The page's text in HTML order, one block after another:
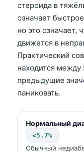
стероида в
означает
но это означает,
движется в
Практический
находится между
предыдущие
паниковать.
Нормальный
<5.7%
Обычный